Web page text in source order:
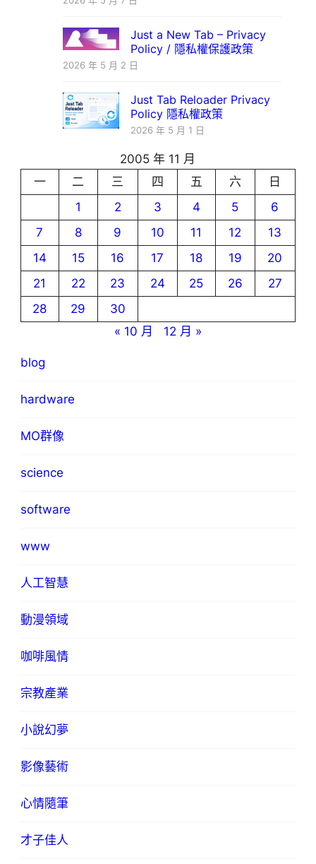
Just a New Tab – Privacy
Policy / 隱私權保護政策
2026 年 5 月 2 日
Just Tab Reloader Privacy
Policy 隱私權政策
2026 年 5 月 1 日
2005 年 11 月
一
二 三 四 五 六
日
1
2 3 4 5
6
7
8 9 10 11 12
13
14
15 16 17 18 19
20
21
22 23 24 25 26
27
28
29
30
« 10 月
12 月 »
blog
hardware
MO群像
science
software
www
人工智慧
動漫領域
咖啡風情
宗教產業
小說幻夢
影像藝術
心情隨筆
才子佳人